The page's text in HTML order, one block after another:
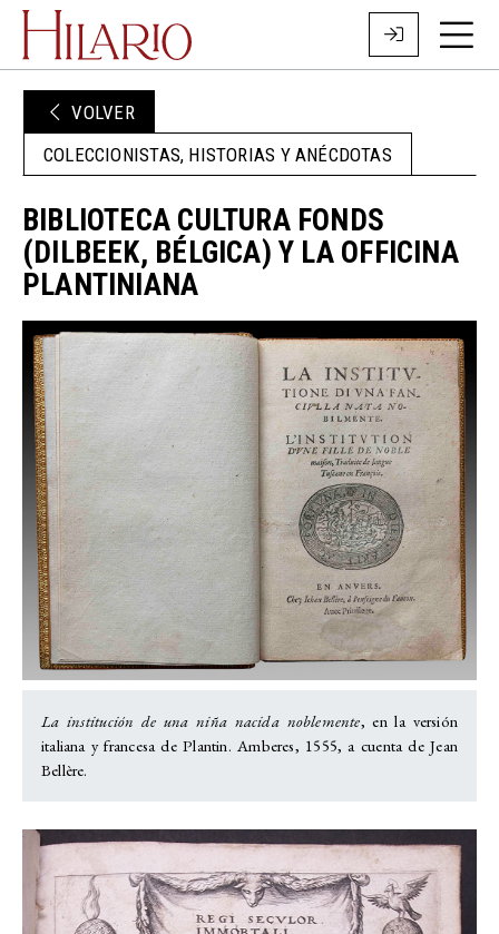
VOLVER
COLECCIONISTAS, HISTORIAS Y ANÉCDOTAS
BIBLIOTECA CULTURA FONDS
(DILBEEK, BÉLGICA) Y LA OFFICINA
PLANTINIANA
La institución de una niña nacida noblemente, en la versión
italiana y francesa de Plantin. Amberes, 1555, a cuenta de Jean
Bellère.